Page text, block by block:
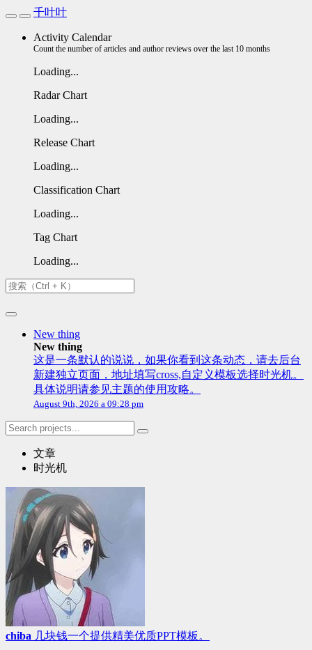
千叶叶
Activity Calendar
Count the number of articles and author reviews over the last 10 months
Loading...
Radar Chart
Loading...
Release Chart
Loading...
Classification Chart
Loading...
Tag Chart
Loading...
New thing
New thing
这是一条默认的说说，如果你看到这条动态，请去后台
新建独立页面，地址填写cross,自定义模板选择时光机。
具体说明请参见主题的使用攻略。
August 9th, 2026 a 09:28 pm
文章
时光机
chiba 几块钱一个提供精美优质PPT模板。